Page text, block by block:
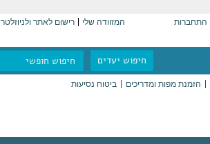
התחברות המזוודה שלי רישום לאתר ולניוזלטר
חיפוש יעדים
הזמנת מפות ומדריכים ביטוח נסיעות